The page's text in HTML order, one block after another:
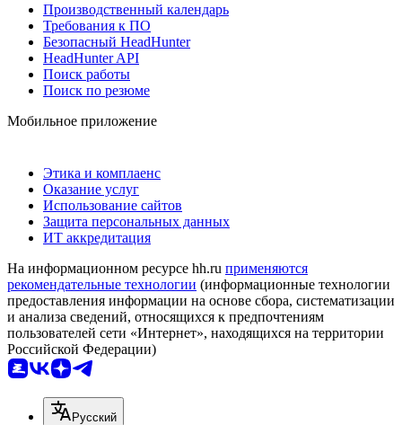
Производственный календарь
Требования к ПО
Безопасный HeadHunter
HeadHunter API
Поиск работы
Поиск по резюме
Мобильное приложение
Этика и комплаенс
Оказание услуг
Использование сайтов
Защита персональных данных
ИТ аккредитация
На информационном ресурсе hh.ru применяются
рекомендательные технологии (информационные технологии
предоставления информации на основе сбора, систематизации
и анализа сведений, относящихся к предпочтениям
пользователей сети «Интернет», находящихся на территории
Российской Федерации)
Русский